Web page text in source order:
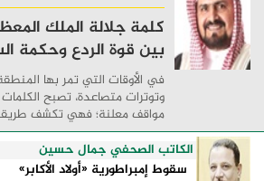
كلمة جلالة الملك
بين قوة الردع وحكمة
في الأوقات التي تمر بها
وتوترات متصاعدة، تصبح
مواقف معلنة؛ فهي تكشف
إدارتها للأزمات، والحدود التي
الكاتب الصحفي جمال حسين
سقوط إمبراطورية «أولاد الأكابر»